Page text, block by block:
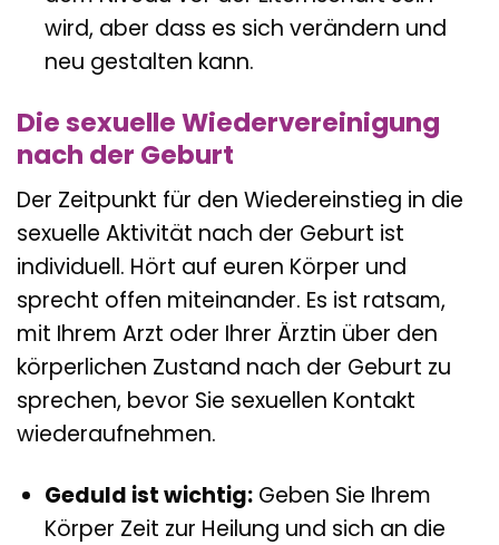
wird, aber dass es sich verändern und
neu gestalten kann.
Die sexuelle Wiedervereinigung
nach der Geburt
Der Zeitpunkt für den Wiedereinstieg in die
sexuelle Aktivität nach der Geburt ist
individuell. Hört auf euren Körper und
sprecht offen miteinander. Es ist ratsam,
mit Ihrem Arzt oder Ihrer Ärztin über den
körperlichen Zustand nach der Geburt zu
sprechen, bevor Sie sexuellen Kontakt
wiederaufnehmen.
Geduld ist wichtig:Geben Sie Ihrem
Körper Zeit zur Heilung und sich an die